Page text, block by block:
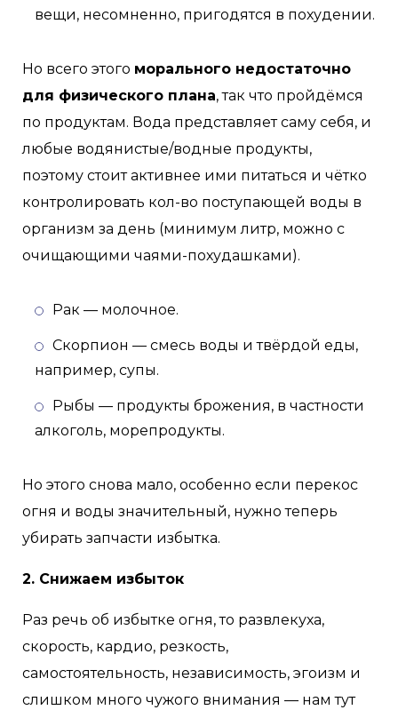
вещи, несомненно, пригодятся в похудении.
Но всего этого морального недостаточно
для физического плана, так что пройдёмся
по продуктам. Вода представляет саму себя, и
любые водянистые/водные продукты,
поэтому стоит активнее ими питаться и чётко
контролировать кол-во поступающей воды в
организм за день (минимум литр, можно с
очищающими чаями-похудашками).
Рак — молочное.
Скорпион — смесь воды и твёрдой еды,
например, супы.
Рыбы — продукты брожения, в частности
алкоголь, морепродукты.
Но этого снова мало, особенно если перекос
огня и воды значительный, нужно теперь
убирать запчасти избытка.
2. Снижаем избыток
Раз речь об избытке огня, то развлекуха,
скорость, кардио, резкость,
самостоятельность, независимость, эгоизм и
слишком много чужого внимания — нам тут